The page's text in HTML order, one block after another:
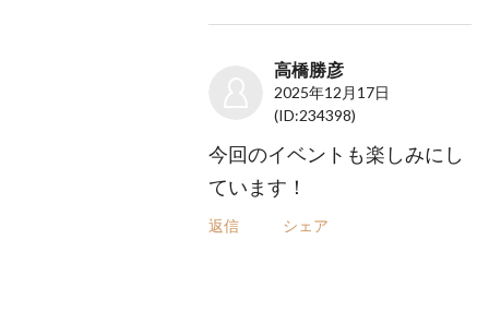
高橋勝彦
2025年12月17日
(ID:234398)
今回のイベントも楽しみにし
ています！
返信 シェア